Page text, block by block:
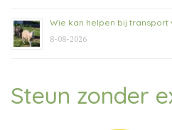
Wie kan helpen bij transport
8-08-2026
Steun zonder